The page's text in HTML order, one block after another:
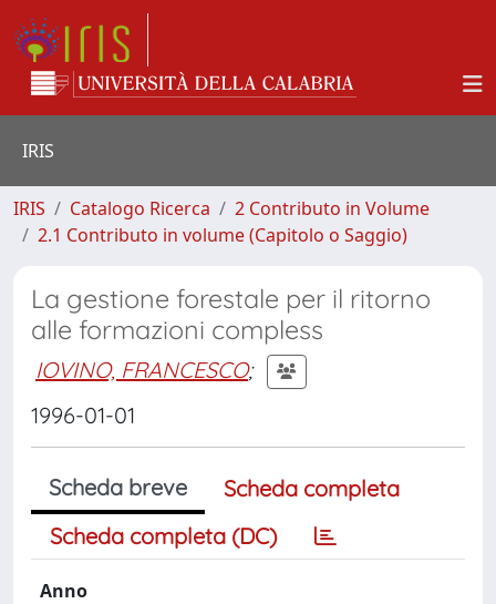
IRIS
IRIS Catalogo Ricerca
2 Contributo in Volume
2.1 Contributo in volume (Capitolo o Saggio)
La gestione forestale per il ritorno
alle formazioni compless
IOVINO, FRANCESCO;
1996-01-01
Scheda breve
Scheda completa
Scheda completa (DC)
Anno